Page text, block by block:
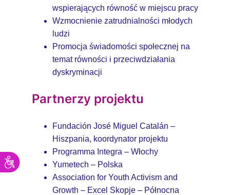
wspierających równość w miejscu pracy
Wzmocnienie zatrudnialności młodych
ludzi
Promocja świadomości społecznej na
temat równości i przeciwdziałania
dyskryminacji
Partnerzy projektu
Fundación José Miguel Catalán –
Hiszpania, koordynator projektu
Programma Integra – Włochy
Yumetech – Polska
Association for Youth Activism and
Growth – Excel Skopje – Północna